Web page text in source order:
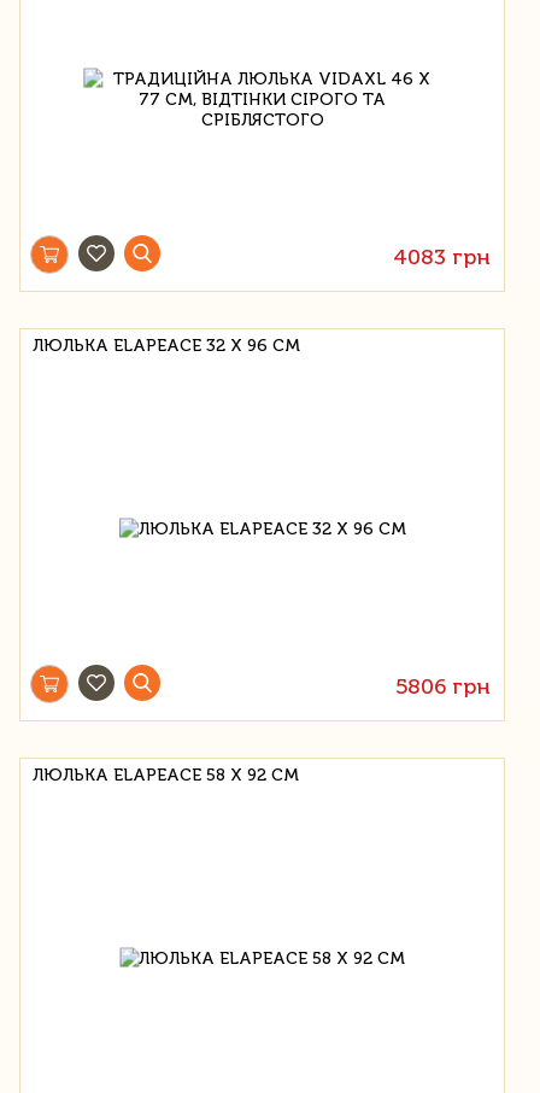
4083 грн
ЛЮЛЬКА ELAPEACE 32 Х 96 СМ
5806 грн
ЛЮЛЬКА ELAPEACE 58 Х 92 СМ